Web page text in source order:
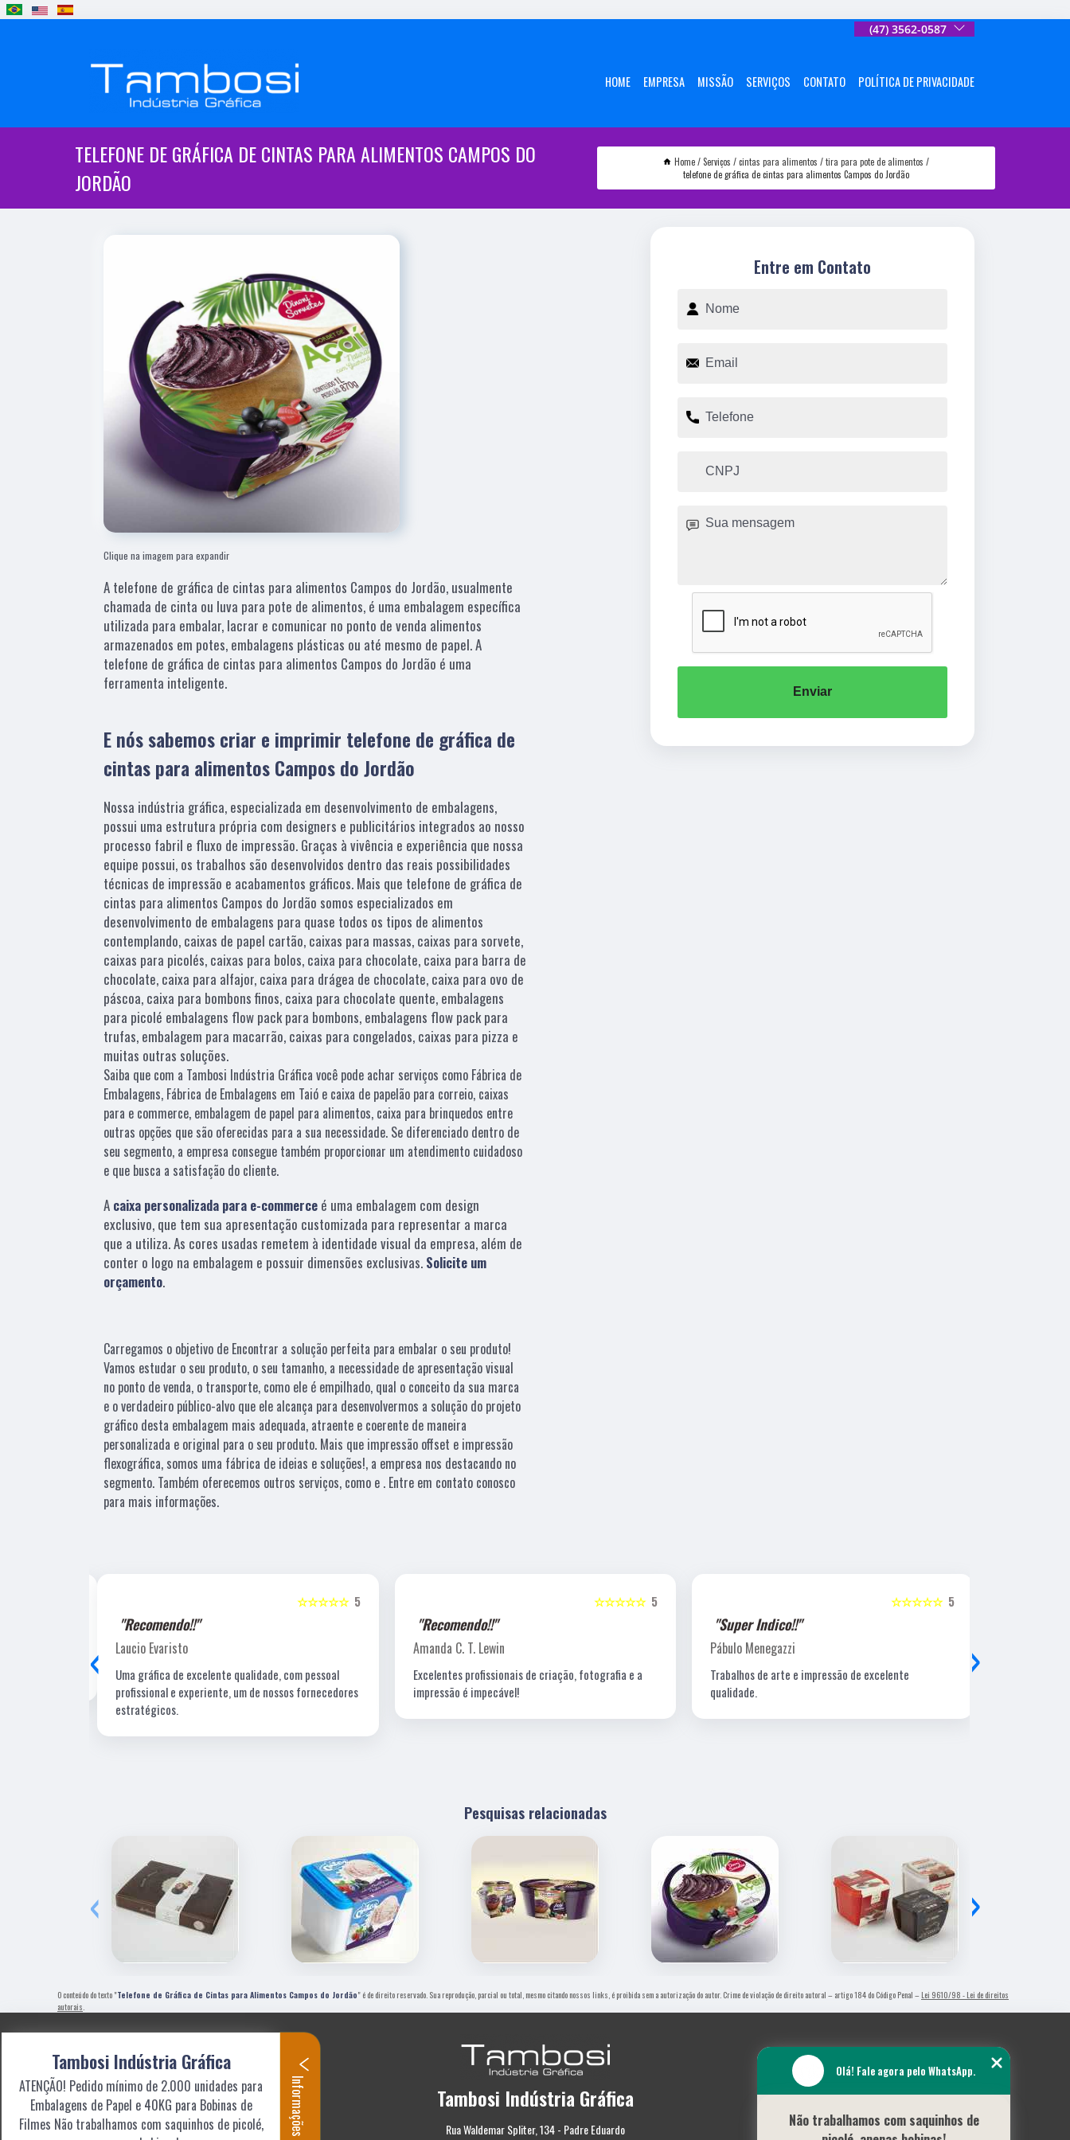
(47) 3562-0587
HOME EMPRESA MISSÃO SERVIÇOS CONTATO POLÍTICA DE PRIVACIDADE
TELEFONE DE GRÁFICA DE CINTAS PARA ALIMENTOS CAMPOS DO
JORDÃO
Home Serviços cintas para alimentos
tira para pote de alimentos
telefone de gráfica de cintas para alimentos Campos do Jordão
Clique na imagem para expandir
A telefone de gráfica de cintas para alimentos Campos do Jordão, usualmente
chamada de cinta ou luva para pote de alimentos, é uma embalagem específica
utilizada para embalar, lacrar e comunicar no ponto de venda alimentos
armazenados em potes, embalagens plásticas ou até mesmo de papel. A
telefone de gráfica de cintas para alimentos Campos do Jordão é uma
ferramenta inteligente.
E nós sabemos criar e imprimir telefone de gráfica de
cintas para alimentos Campos do Jordão
Nossa indústria gráfica, especializada em desenvolvimento de embalagens,
possui uma estrutura própria com designers e publicitários integrados ao nosso
processo fabril e fluxo de impressão. Graças à vivência e experiência que nossa
equipe possui, os trabalhos são desenvolvidos dentro das reais possibilidades
técnicas de impressão e acabamentos gráficos. Mais que telefone de gráfica de
cintas para alimentos Campos do Jordão somos especializados em
desenvolvimento de embalagens para quase todos os tipos de alimentos
contemplando, caixas de papel cartão, caixas para massas, caixas para sorvete,
caixas para picolés, caixas para bolos, caixa para chocolate, caixa para barra de
chocolate, caixa para alfajor, caixa para drágea de chocolate, caixa para ovo de
páscoa, caixa para bombons finos, caixa para chocolate quente, embalagens
para picolé embalagens flow pack para bombons, embalagens flow pack para
trufas, embalagem para macarrão, caixas para congelados, caixas para pizza e
muitas outras soluções.
Saiba que com a Tambosi Indústria Gráfica você pode achar serviços como Fábrica de
Embalagens, Fábrica de Embalagens em Taió e caixa de papelão para correio, caixas
para e commerce, embalagem de papel para alimentos, caixa para brinquedos entre
outras opções que são oferecidas para a sua necessidade. Se diferenciado dentro de
seu segmento, a empresa consegue também proporcionar um atendimento cuidadoso
e que busca a satisfação do cliente.
A caixa personalizada para e-commerce é uma embalagem com design
exclusivo, que tem sua apresentação customizada para representar a marca
que a utiliza. As cores usadas remetem à identidade visual da empresa, além de
conter o logo na embalagem e possuir dimensões exclusivas. Solicite um
orçamento.
Carregamos o objetivo de Encontrar a solução perfeita para embalar o seu produto!
Vamos estudar o seu produto, o seu tamanho, a necessidade de apresentação visual
no ponto de venda, o transporte, como ele é empilhado, qual o conceito da sua marca
e o verdadeiro público-alvo que ele alcança para desenvolvermos a solução do projeto
gráfico desta embalagem mais adequada, atraente e coerente de maneira
personalizada e original para o seu produto. Mais que impressão offset e impressão
flexográfica, somos uma fábrica de ideias e soluções!, a empresa nos destacando no
segmento. Também oferecemos outros serviços, como e . Entre em contato conosco
para mais informações.
Entre em Contato
Enviar
5
☆☆☆☆☆
"Recomendo!!"
Laucio Evaristo
Uma gráfica de excelente qualidade, com pessoal
profissional e experiente, um de nossos fornecedores
estratégicos.
5
☆☆☆☆☆
"Recomendo!!"
Amanda C. T. Lewin
Excelentes profissionais de criação, fotografia e a
impressão é impecável!
5
☆☆☆☆☆
"Super Indico!!"
Pábulo Menegazzi
Trabalhos de arte e impressão de excelente
qualidade.
‹ ›
Pesquisas relacionadas
‹ ›
O conteúdo do texto "Telefone de Gráfica de Cintas para Alimentos Campos do Jordão" é de direito reservado. Sua reprodução, parcial ou total, mesmo citando nossos links, é proibida sem a autorização do autor. Crime de violação de direito autoral – artigo 184 do Código Penal – Lei 9610/98 - Lei de direitos
autorais
Tambosi Indústria Gráfica
Rua Waldemar Spliter, 134 - Padre Eduardo
Olá! Fale agora pelo WhatsApp.
Não trabalhamos com saquinhos de
Tambosi Indústria Gráfica
ATENÇÃO! Pedido mínimo de 2.000 unidades para
Embalagens de Papel e 40KG para Bobinas de
Filmes Não trabalhamos com saquinhos de picolé,
Informações